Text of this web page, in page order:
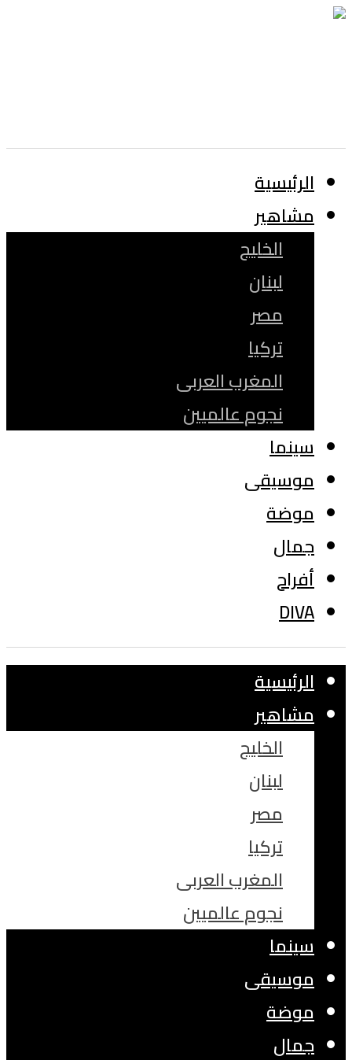
الرئيسية
مشاهير
الخليج
لبنان
مصر
تركيا
المغرب العربى
نجوم عالميين
سينما
موسيقى
موضة
جمال
أفراح
DIVA
الرئيسية
مشاهير
الخليج
لبنان
مصر
تركيا
المغرب العربى
نجوم عالميين
سينما
موسيقى
موضة
جمال